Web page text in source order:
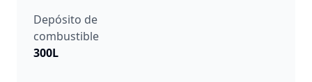
Depósito de
combustible
300L